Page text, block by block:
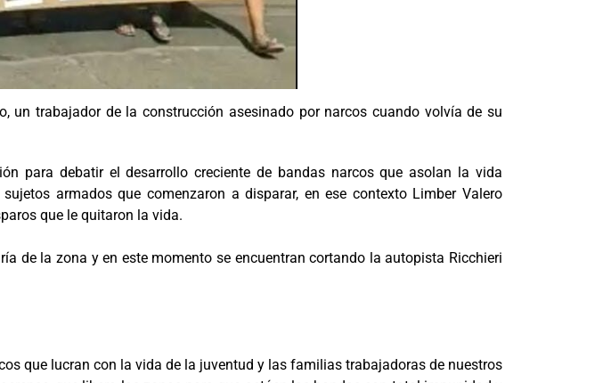
un trabajador de la construcción asesinado por narcos cuando volvía de su
para debatir el desarrollo creciente de bandas narcos que asolan la vida
armados que comenzaron a disparar, en ese contexto Limber Valero
que le quitaron la vida.
de la zona y en este momento se encuentran cortando la autopista Ricchieri
que lucran con la vida de la juventud y las familias trabajadoras de nuestros